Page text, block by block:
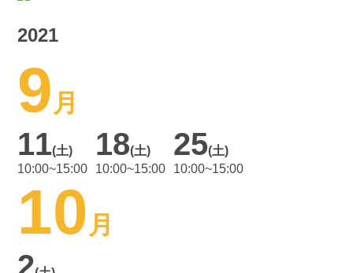
2021
9月
11(土)
10:00~15:00
18(土)
10:00~15:00
25(土)
10:00~15:00
10月